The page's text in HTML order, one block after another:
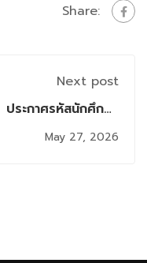
Share:
Next post
ประกาศรหัสนักศึกษา
และผังสอบผู้สมัครสอบ
Comprehensive
May 27, 2026